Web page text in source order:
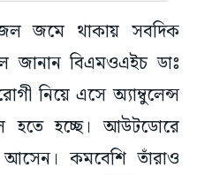
জল জমে থাকায় সবদিক
জানান বিএমওএইচ ডাঃ
নিয়ে এসে অ্যাম্বুলেন্স
হতে হচ্ছে। আউটডোরে
কমবেশি তাঁরাও